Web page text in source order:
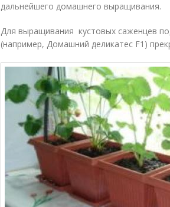
дальнейшего домашнего выращивания.
Для выращивания кустовых саженцев
(например, Домашний деликатес F1)